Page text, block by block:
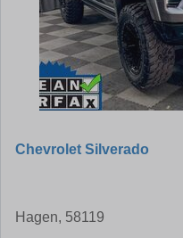
Chevrolet Silverado
Hagen, 58119